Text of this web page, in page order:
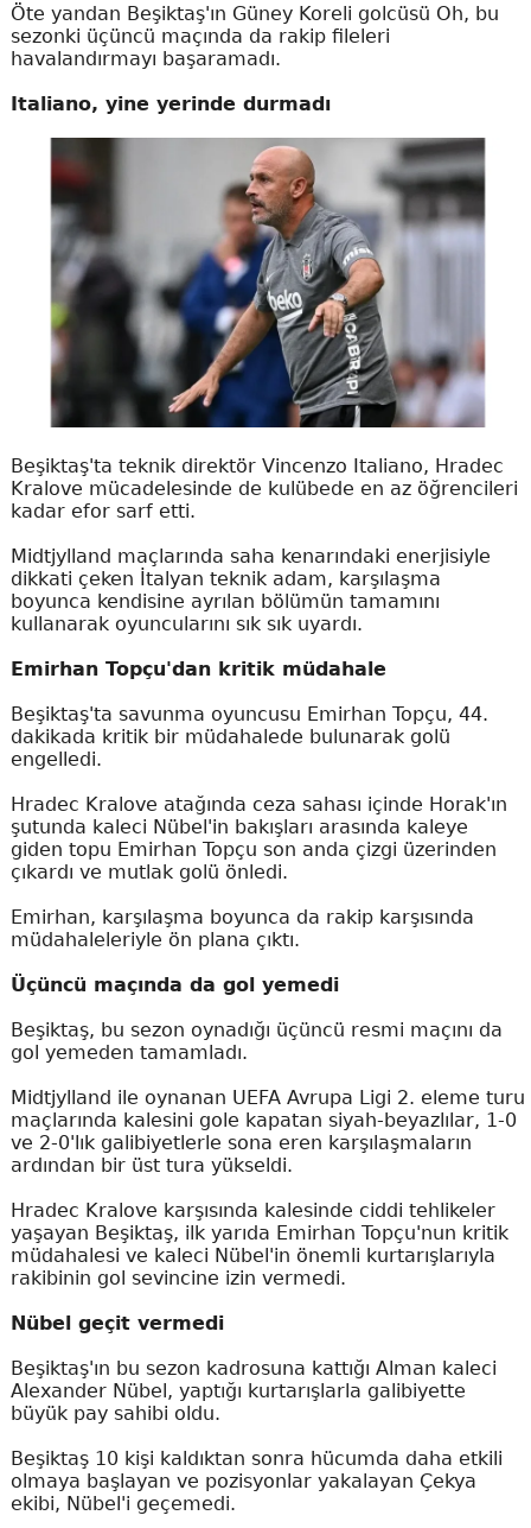
Öte yandan Beşiktaş'ın Güney Koreli golcüsü Oh, bu
sezonki üçüncü maçında da rakip fileleri
havalandırmayı başaramadı.
Italiano, yine yerinde durmadı
Beşiktaş'ta teknik direktör Vincenzo Italiano, Hradec
Kralove mücadelesinde de kulübede en az öğrencileri
kadar efor sarf etti.
Midtjylland maçlarında saha kenarındaki enerjisiyle
dikkati çeken İtalyan teknik adam, karşılaşma
boyunca kendisine ayrılan bölümün tamamını
kullanarak oyuncularını sık sık uyardı.
Emirhan Topçu'dan kritik müdahale
Beşiktaş'ta savunma oyuncusu Emirhan Topçu, 44.
dakikada kritik bir müdahalede bulunarak golü
engelledi.
Hradec Kralove atağında ceza sahası içinde Horak'ın
şutunda kaleci Nübel'in bakışları arasında kaleye
giden topu Emirhan Topçu son anda çizgi üzerinden
çıkardı ve mutlak golü önledi.
Emirhan, karşılaşma boyunca da rakip karşısında
müdahaleleriyle ön plana çıktı.
Üçüncü maçında da gol yemedi
Beşiktaş, bu sezon oynadığı üçüncü resmi maçını da
gol yemeden tamamladı.
Midtjylland ile oynanan UEFA Avrupa Ligi 2. eleme turu
maçlarında kalesini gole kapatan siyah-beyazlılar, 1-0
ve 2-0'lık galibiyetlerle sona eren karşılaşmaların
ardından bir üst tura yükseldi.
Hradec Kralove karşısında kalesinde ciddi tehlikeler
yaşayan Beşiktaş, ilk yarıda Emirhan Topçu'nun kritik
müdahalesi ve kaleci Nübel'in önemli kurtarışlarıyla
rakibinin gol sevincine izin vermedi.
Nübel geçit vermedi
Beşiktaş'ın bu sezon kadrosuna kattığı Alman kaleci
Alexander Nübel, yaptığı kurtarışlarla galibiyette
büyük pay sahibi oldu.
Beşiktaş 10 kişi kaldıktan sonra hücumda daha etkili
olmaya başlayan ve pozisyonlar yakalayan Çekya
ekibi, Nübel'i geçemedi.